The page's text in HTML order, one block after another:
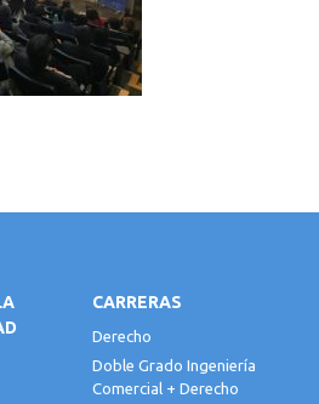
CARRERAS
Derecho
Doble Grado Ingeniería
Comercial + Derecho